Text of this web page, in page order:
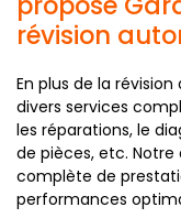
révision
En plus de la
divers services
les réparations, le
de pièces, etc.
complète de
performances